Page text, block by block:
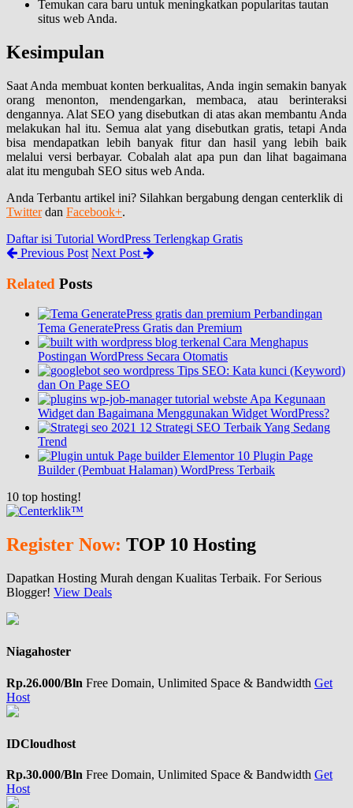
Temukan cara baru untuk meningkatkan popularitas tautan
situs web Anda.
Kesimpulan
Saat Anda membuat konten berkualitas, Anda ingin semakin banyak
orang menonton, mendengarkan, membaca, atau berinteraksi
dengannya. Alat SEO yang disebutkan di atas akan membantu Anda
melakukan hal itu. Semua alat yang disebutkan gratis, tetapi Anda
bisa mendapatkan lebih banyak fitur dan hasil yang lebih baik
melalui versi berbayar. Cobalah alat apa pun dan lihat bagaimana
alat itu mengubah SEO situs web Anda.
Anda Terbantu artikel ini? Silahkan bergabung dengan centerklik di
Twitterdan Facebook+.
Daftar isi Tutorial WordPress Terlengkap Gratis
Previous Post Next Post
Related Posts
Perbandingan
Tema GeneratePress Gratis dan Premium
Cara Menghapus
Postingan WordPress Secara Otomatis
Tips SEO: Kata kunci (Keyword)
dan On Page SEO
Apa Kegunaan
Widget dan Bagaimana Menggunakan Widget WordPress?
12 Strategi SEO Terbaik Yang Sedang
Trend
10 Plugin Page
Builder (Pembuat Halaman) WordPress Terbaik
10 top hosting!
Register Now: TOP 10 Hosting
Dapatkan Hosting Murah dengan Kualitas Terbaik. For Serious
Blogger! View Deals
Niagahoster
Rp.26.000/Bln Free Domain, Unlimited Space & Bandwidth Get
Host
IDCloudhost
Rp.30.000/Bln Free Domain, Unlimited Space & Bandwidth Get
Host